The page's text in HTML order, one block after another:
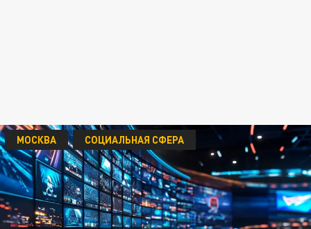
МОСКВА СОЦИАЛЬНАЯ СФЕРА